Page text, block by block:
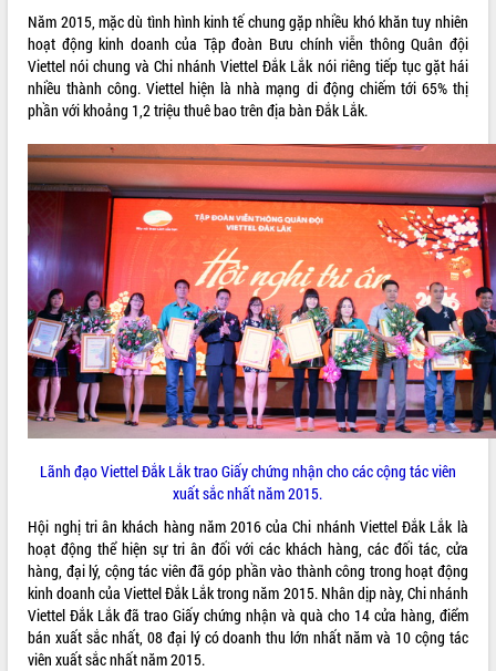
Khám bệnh, cấp phát thuốc miễn phí
và tặng quà người dân xã Cư Pui
Hội nghị UBND tỉnh Đắk Lắk thường kỳ
tháng 7/2026
Lễ truy tặng danh hiệu “Bà Mẹ Việt
Nam Anh hùng” và trao Huân chương
Lao động
UBND tỉnh Đắk Lắk triển khai nhiệm
vụ 6 tháng cuối năm 2026
Kỳ họp thứ Hai, Hội đồng nhân dân
tỉnh khóa XI quyết nghị nhiều nội dung
quan trọng
Bí thư Tỉnh ủy Lương Nguyễn Minh
Triết thăm, tặng quà người có công với
cách mạng
Rà soát, hoàn thiện hệ thống thiết chế
văn hóa, thể thao đáp ứng yêu cầu
Thường trực HĐND tỉnh Đắk Lắk gặp
mặt Đoàn chuyên gia y tế TP. Hồ Chí
Minh
Lễ truy điệu và an táng hài cốt liệt sĩ
tại Nghĩa trang Liệt sĩ xã Sơn Hòa
Bàn giải pháp tháo gỡ khó khăn trong
xuất khẩu sầu riêng và triển khai quy
định EUDR
ALBUM ẢNH
LIÊN KẾT WEB
THỐNG KÊ TRUY CẬP
Hôm nay: 11448
Tất cả:
66097116
Năm 2015, mặc dù tình hình kinh tế chung gặp nhiều khó khăn tuy nhiên
hoạt động kinh doanh của Tập đoàn Bưu chính viễn thông Quân đội
Viettel nói chung và Chi nhánh Viettel Đắk Lắk nói riêng tiếp tục gặt hái
nhiều thành công. Viettel hiện là nhà mạng di động chiếm tới 65% thị
phần với khoảng 1,2 triệu thuê bao trên địa bàn Đắk Lắk.
Lãnh đạo Viettel Đắk Lắk trao Giấy chứng nhận cho các cộng tác viên
xuất sắc nhất năm 2015.
Hội nghị tri ân khách hàng năm 2016 của Chi nhánh Viettel Đắk Lắk là
hoạt động thể hiện sự tri ân đối với các khách hàng, các đối tác, cửa
hàng, đại lý, cộng tác viên đã góp phần vào thành công trong hoạt động
kinh doanh của Viettel Đắk Lắk trong năm 2015. Nhân dịp này, Chi nhánh
Viettel Đắk Lắk đã trao Giấy chứng nhận và quà cho 14 cửa hàng, điểm
bán xuất sắc nhất, 08 đại lý có doanh thu lớn nhất năm và 10 cộng tác
viên xuất sắc nhất năm 2015.